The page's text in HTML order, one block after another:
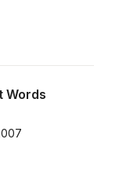
Words